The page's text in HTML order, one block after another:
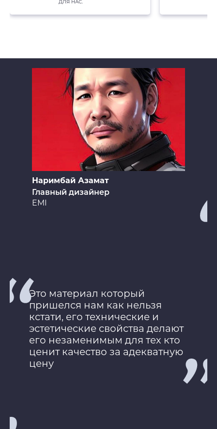
ДЛЯ НАС.
Наримбай Азамат
Главный дизайнер
EMI
Это материал который
пришелся нам как нельзя
кстати, его технические и
эстетические свойства делают
его незаменимым для тех кто
ценит качество за адекватную
цену